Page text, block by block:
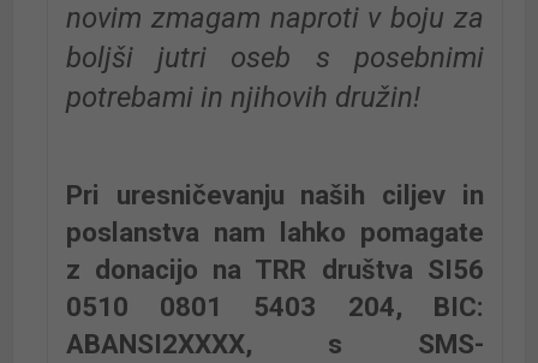
novim zmagam naproti v boju za
boljši jutri oseb s posebnimi
potrebami in njihovih družin!
Pri uresničevanju naših ciljev in
poslanstva nam lahko pomagate
z donacijo na TRR društva SI56
0510 0801 5403 204, BIC:
ABANSI2XXXX, s SMS-